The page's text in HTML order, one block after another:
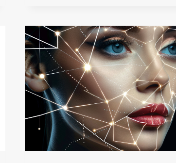
LA
EN
LA
EDUCACIÓN
A
2024:
UN
ANÁLISIS
DETALLADO